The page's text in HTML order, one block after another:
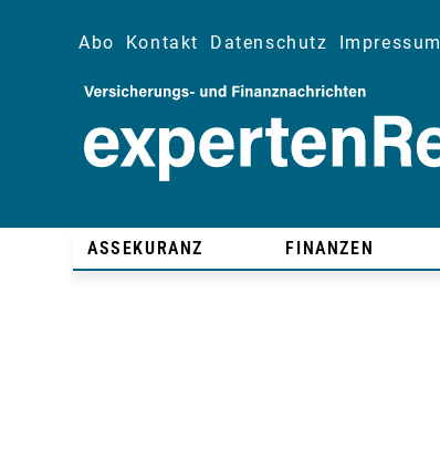
Abo Kontakt Datenschutz Impressum
ASSEKURANZ FINANZEN